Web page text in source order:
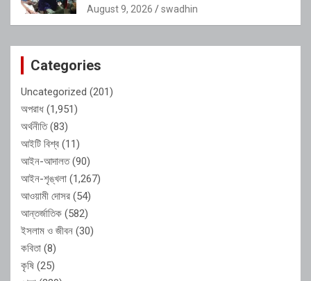
August 9, 2026 swadhin
Categories
Uncategorized (201)
অপরাধ (1,951)
অর্থনীতি(83)
আইটি বিশ্ব (11)
আইন-আদালত(90)
আইন-শৃঙ্খলা (1,267)
আওয়ামী দোসর (54)
আন্তর্জাতিক (582)
ইসলাম ও জীবন (30)
কবিতা (8)
কৃষি (25)